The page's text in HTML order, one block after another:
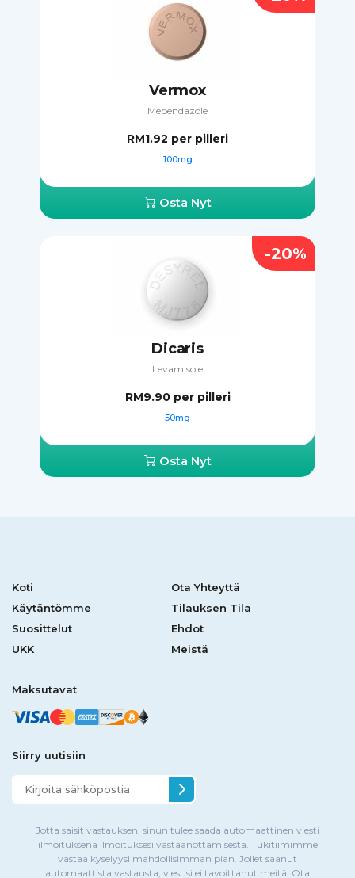
Vermox
Mebendazole
RM1.92 per pilleri
100mg
Osta Nyt
Dicaris
Levamisole
RM9.90 per pilleri
50mg
Osta Nyt
-20%
Koti
Ota Yhteyttä
Käytäntömme
Tilauksen Tila
Suosittelut
Ehdot
UKK
Meistä
Maksutavat
Siirry uutisiin
Jotta saisit vastauksen, sinun tulee saada automaattinen viesti
ilmoituksena ilmoituksesi vastaanottamisesta. Tukitiimimme
vastaa kyselyysi mahdollisimman pian. Jollet saanut
automaattista vastausta, viestisi ei tavoittanut meitä. Ota